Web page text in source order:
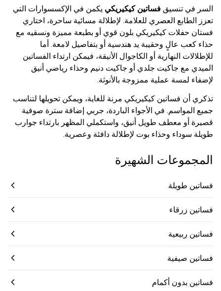
السر في تنسيق فساتين كيكيريكي يكمن في الإكسسوارات التي
تعزز الطابع العصري للعلامة. لإطلالة مسائية ساحرة، اختاري
فستان حفلات كيكيريكي بلون قوي أو بطبعة مميزة ونسقيه مع
حذاء كعب عالٍ وحقيبة يد هندسية أو بتفاصيل لامعة. أما
للإطلالات النهارية أو الكاجوال الأنيقة، فيمكن ارتداء الفساتين
الميدي مع جاكيت جلدي أو جاكيت دنيم وحذاء رياضي أنيق
لإضفاء لمسة عملية ممزوجة بالأنوثة.
تذكري أن فساتين كيكيريكي مرنة للغاية، ويمكن تحويلها لتناسب
جميع المواسم. في الأجواء الباردة، جربي إضافة سترة صوفية
قصيرة أو معطف طويل أنيق، واستكملي المظهر بارتداء جوارب
طويلة سوداء وحذاء بوت لإطلالة دافئة وعصرية.
المجموعات الشهيرة
فساتين طويلة
فساتين زرقاء
فساتين ربيعية
فساتين صيفية
فساتين بدون أكمام